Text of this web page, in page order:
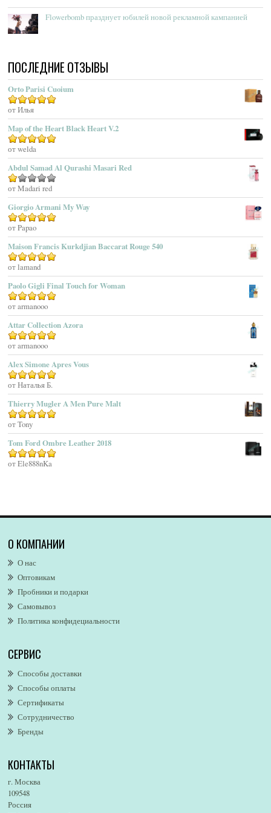
Acqua Di Monaco
Acqua Di Parma
Acqua Di Sardegna
Acqua Di Stresa
Adam Levine
Adamo Parfum
Adidas
Adolfo Dominguez
Adrienne Vittadini
Aedes De Venustas
Aerin Lauder
Aether
Affinessence
Afnan Perfumes
Agatha Ruiz De La Prada
Agatho Parfum
Agent Provocateur
Agnes B
Agonist
Ahjaar
Aigner
Aj Arabia (Widian)
Ajmal
Akro
Al Hamatt
Al Haramain
Al-Jazeera
Alex Simone
Alexander McQueen
Alexandre. J
Alford & Hoff
Alfred Dunhill
Alfred Ritchy
Alfred Sung
AllSaints
Alsayad
Altaia
Alvarez Gomez
Alviero Martini
Alyson Oldoini
American Eagle
Amore Segreto
Amorino
Flowerbomb празднует юбилей новой рекламной кампанией
ПОСЛЕДНИЕ ОТЗЫВЫ
Orto Parisi Cuoium
Оценка
от Илья
Map of the Heart Black Heart V.2
Оценка5
от welda
Abdul Samad Al Qurashi Masari Red
Оценка
1
из
5
от Madari red
Giorgio Armani My Way
Оценка5
от Papao
Maison Francis Kurkdjian Baccarat Rouge 540
Оценка5из 5
от lamand
Paolo Gigli Final Touch for Woman
Оценка5из 5
от armanooo
Attar Collection Azora
Оценка5из 5
от armanooo
Alex Simone Apres Vous
Оценка5из 5
от Наталья Б.
Thierry Mugler A Men Pure Malt
Оценка
от Tony
Tom Ford Ombre Leather 2018
Оценка5из 5
от Ele888nKa
О КОМПАНИИ
О нас
Оптовикам
Пробники и подарки
Самовывоз
Политика конфидециальности
СЕРВИС
Способы доставки
Способы оплаты
Сертификаты
Сотрудничество
Бренды
КОНТАКТЫ
г. Москва
109548
Россия